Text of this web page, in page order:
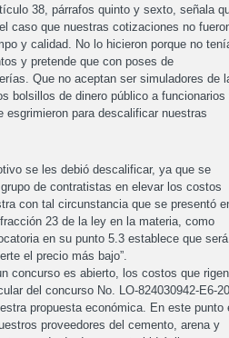
38, párrafos quinto y sexto, señala
caso que nuestras cotizaciones no
y calidad. No lo hicieron porque no
y pretende que con poses de
Que no aceptan ser simuladores de
bolsillos de dinero público a funcionarios
para descalificar nuestras
se les debió descalificar, ya que se
de contratistas en elevar los costos
con tal circunstancia que se presentó
23 de la ley en la materia, como
en su punto 5.3 establece que será
el precio más bajo”.
concurso es abierto, los costos que
del concurso No. LO-824030942-E6-
propuesta económica. En este punto
proveedores del cemento, arena y